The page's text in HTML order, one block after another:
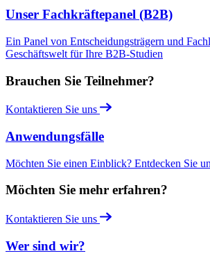
Unser Fachkräftepanel (B2B)
Ein Panel von Entscheidungsträgern und
Geschäftswelt für Ihre B2B-Studien
Brauchen Sie Teilnehmer?
Kontaktieren Sie uns
Anwendungsfälle
Möchten Sie einen Einblick? Entdecken Sie
Möchten Sie mehr erfahren?
Kontaktieren Sie uns
Wer sind wir?